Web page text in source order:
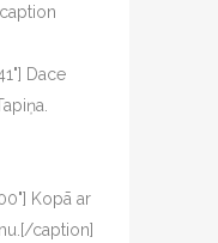
Dace
Kopā ar
caption]